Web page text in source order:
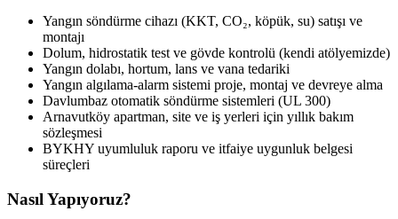
Yangın söndürme cihazı (KKT, CO₂, köpük, su) satışı ve
montajı
Dolum, hidrostatik test ve gövde kontrolü (kendi atölyemizde)
Yangın dolabı, hortum, lans ve vana tedariki
Yangın algılama-alarm sistemi proje, montaj ve devreye alma
Davlumbaz otomatik söndürme sistemleri (UL 300)
Arnavutköy apartman, site ve iş yerleri için yıllık bakım
sözleşmesi
BYKHY uyumluluk raporu ve itfaiye uygunluk belgesi
süreçleri
Nasıl Yapıyoruz?